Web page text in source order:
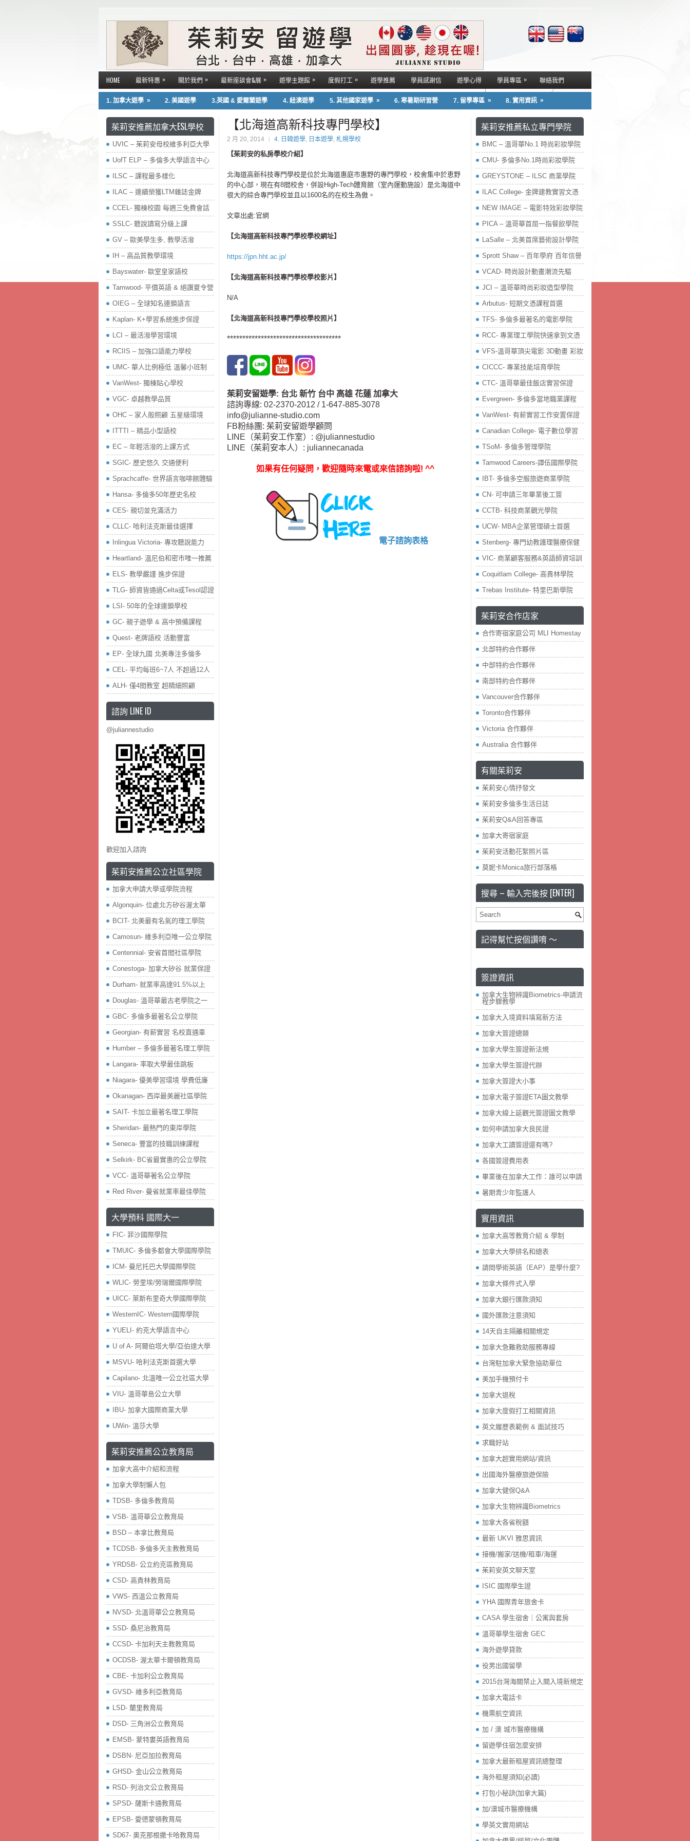
HOME 最新特惠 » 關於我們 » 最新座談會&展 » 遊學主題館 » 度假打工 » 遊學推薦 學員感謝信 遊學心得 學員專區 » 聯絡我們
1. 加拿大遊學 » 2. 美國遊學 3.英國 & 愛爾蘭遊學 4. 紐澳遊學 5. 其他國家遊學 » 6. 寒暑期研習營 7. 留學專區 » 8. 實用資訊 »
【北海道高新科技專門學校】
2 月 20, 2014 4. 日韓遊學, 日本遊學, 札幌學校
【茱莉安的私房學校介紹】
北海道高新科技專門學校是位於北海道惠庭市惠野的專門學校，校舍集中於恵野
的中心部，現在有8間校舎，併設High-Tech體育館（室內運動施設）是北海道中
很大的綜合專門學校並且以1600名的在校生為傲。
文章出處:官網
【北海道高新科技專門學校學校網址】
https://jpn.hht.ac.jp/
【北海道高新科技專門學校學校影片】
N/A
【北海道高新科技專門學校學校照片】
*************************************
茱莉安留遊學: 台北 新竹 台中 高雄 花蓮 加拿大
諮詢專線: 02-2370-2012 / 1-647-885-3078
info@julianne-studio.com
FB粉絲團: 茱莉安留遊學顧問
LINE（茱莉安工作室）: @juliannestudio
LINE（茱莉安本人）: juliannecanada
如果有任何疑問，歡迎隨時來電或來信諮詢啦! ^^
電子諮詢表格
茱莉安推薦加拿大ESL學校
UVIC – 茱莉安母校維多利亞大學
UofT ELP – 多倫多大學語言中心
ILSC – 課程最多樣化
ILAC – 連續榮獲LTM雜誌金牌
CCEL- 獨棟校園 每週三免費會話
SSLC- 聽說讀寫分級上課
GV – 歐美學生多, 教學活潑
IH – 高品質教學環境
Bayswater- 歐室皇家語校
Tamwood- 平價英語 & 絕讚夏令營
OIEG – 全球知名連鎖語言
Kaplan- K+學習系統進步保證
LCI – 最活潑學習環境
RCIIS – 加強口語能力學校
UMC- 華人比例極低 溫馨小班制
VanWest- 獨棟貼心學校
VGC- 卓越教學品質
OHC – 家人般照顧 五星級環境
ITTTI – 精品小型語校
EC – 年輕活潑的上課方式
SGIC- 歷史悠久 交通便利
Sprachcaffe- 世界語言咖啡館體驗
Hansa- 多倫多50年歷史名校
CES- 親切並充滿活力
CLLC- 哈利法克斯最佳選擇
Inlingua Victoria‏- 專攻聽說能力
Heartland- 溫尼伯和密市唯一推薦
ELS- 教學嚴謹 進步保證
TLG- 師資皆通過Celta或Tesol認證
LSI- 50年的全球連鎖學校
GC- 親子遊學 & 高中預備課程
Quest- 老牌語校 活動豐富
EP- 全球九國 北美專注多倫多
CEL- 平均每班6~7人 不超過12人
ALH- 僅4間教室 超精細照顧
諮詢 LINE ID
@juliannestudio
歡迎加入諮詢
茱莉安推薦公立社區學院
加拿大申請大學或學院流程
Algonquin- 位處北方矽谷渥太華
BCIT- 北美最有名氣的理工學院
Camosun- 維多利亞唯一公立學院
Centennial- 安省首間社區學院
Conestoga- 加拿大矽谷 就業保證
Durham- 就業率高達91.5%以上
Douglas- 溫哥華最古老學院之一
GBC- 多倫多最著名公立學院
Georgian- 有薪實習 名校直通車
Humber – 多倫多最著名理工學院
Langara- 率取大學最佳跳板
Niagara- 優美學習環境 學費低廉
Okanagan- 西岸最美麗社區學院
SAIT- 卡加立最著名理工學院
Sheridan- 最熱門的東岸學院
Seneca- 豐富的技職訓練課程
Selkirk- BC省最實惠的公立學院
VCC- 溫哥華著名公立學院
Red River- 曼省就業率最佳學院
大學預科 國際大一
FIC- 菲沙國際學院
TMUIC- 多倫多都會大學國際學院
ICM- 曼尼托巴大學國際學院
WLIC- 勞里埃/勞瑞爾國際學院
UICC- 萊斯布里奇大學國際學院
WesternIC- Western國際學院
YUELI- 約克大學語言中心
U of A- 阿爾伯塔大學/亞伯達大學
MSVU- 哈利法克斯首選大學
Capilano- 北溫唯一公立社區大學
VIU- 溫哥華島公立大學
IBU- 加拿大國際商業大學
UWin- 溫莎大學
茱莉安推薦公立教育局
加拿大高中介紹和流程
加拿大學制懶人包
TDSB- 多倫多教育局
VSB- 溫哥華公立教育局
BSD – 本拿比教育局
TCDSB- 多倫多天主教教育局
YRDSB- 公立約克區教育局
​CSD- 高貴林教育局
VWS- 西溫公立教育局
NVSD- 北溫哥華公立教育局
SSD- 桑尼治教育局
CCSD- 卡加利天主教教育局
OCDSB- 渥太華卡爾頓教育局
CBE- 卡加利公立教育局
GVSD- 維多利亞教育局
LSD- 蘭里教育局
DSD- 三角洲公立教育局
EMSB- 蒙特婁英語教育局
DSBN- 尼亞加拉教育局
GHSD- 金山公立教育局
RSD- 列治文公立教育局
SPSD- 薩斯卡通教育局
EPSB- 愛德蒙頓教育局
SD67- 奧克那根撒卡哈教育局
茱莉安推薦私立專門學院
BMC – 溫哥華No.1 時尚彩妝學院
CMU- 多倫多No.1時尚彩妝學院
GREYSTONE – ILSC 商業學院
ILAC College- 金牌建教實習文憑
NEW IMAGE – 電影特效彩妝學院
PICA – 溫哥華首屈一指餐飲學院
LaSalle – 北美首席藝術設計學院
Sprott Shaw – 百年學府 百年信譽
VCAD- 時尚設計動畫潮流先驅
JCI – 溫哥華時尚彩妝造型學院
Arbutus- 短期文憑課程首選
TFS- 多倫多最著名的電影學院
RCC- 專業理工學院快速拿到文憑
VFS-溫哥華頂尖電影 3D動畫 彩妝
CICCC- 專業技能培育學院
CTC- 溫哥華最佳飯店實習保證
Evergreen- 多倫多當地職業課程
VanWest- 有薪實習工作安置保證
Canadian College- 電子數位學習
TSoM- 多倫多管理學院
Tamwood Careers-譚伍國際學院
IBT- 多倫多空服旅遊商業學院
CN- 可申請三年畢業後工簽
CCTB- 科技商業觀光學院
UCW- MBA企業管理碩士首選
Stenberg- 專門幼教護理醫療保健
VIC- 商業顧客服務&英語師資培訓
Coquitlam College- 高貴林學院
Trebas Institute- 特里巴斯學院
茱莉安合作店家
合作寄宿家庭公司 MLI Homestay
北部特約合作夥伴
中部特約合作夥伴
南部特約合作夥伴
Vancouver合作夥伴
Toronto合作夥伴
Victoria 合作夥伴
Australia 合作夥伴
有關茱莉安
茱莉安心情抒發文
茱莉安多倫多生活日誌
茱莉安Q&A回答專區
加拿大寄宿家庭
茱莉安活動花絮照片區
莫妮卡Monica旅行部落格
搜尋 – 輸入完後按 [ENTER]
記得幫忙按個讚唷 ～
簽證資訊
加拿大生物辨識Biometrics-申請流
程步驟教學
加拿大入境資料填寫新方法
加拿大簽證總類
加拿大學生簽證新法規
加拿大學生簽證代辦
加拿大簽證大小事
加拿大電子簽證ETA圖文教學
加拿大線上延觀光簽證圖文教學
如何申請加拿大良民證
加拿大工讀簽證還有嗎?
各國簽證費用表
畢業後在加拿大工作：誰可以申請
暑期青少年監護人
實用資訊
加拿大高等教育介紹 & 學制
加拿大大學排名和總表
請問學術英語（EAP）是學什麼?
加拿大條件式入學
加拿大銀行匯款須知
國外匯款注意須知
14天自主隔離相關規定
加拿大急難救助服務專線
台灣駐加拿大緊急協助單位
美加手機預付卡
加拿大退稅
加拿大度假打工相關資訊
英文履歷表範例 & 面試技巧
求職好站
加拿大超實用網站/資訊
出國海外醫療旅遊保險
加拿大健保Q&A
加拿大生物辨識Biometrics
加拿大各省稅額
最新 UKVI 雅思資訊
接機/搬家/送機/租車/海運
茱莉安英文聊天室
ISIC 國際學生證
YHA 國際青年旅舍卡
CASA 學生宿舍｜公寓與套房
溫哥華學生宿舍 GEC
海外遊學貸款
役男出國留學
2015台灣海關禁止入關入境新規定
加拿大電話卡
機票航空資訊
加 / 澳 城市醫療機構
留遊學住宿怎麼安排
加拿大最新租屋資訊總整理
海外租屋須知(必讀)
打包小秘訣(加拿大篇)
加/澳城市醫療機構
學英文實用網站